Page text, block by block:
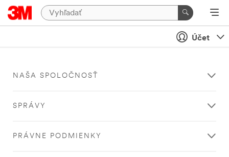
Účet
NAŠA SPOLOČNOSŤ
SPRÁVY
PRÁVNE PODMIENKY